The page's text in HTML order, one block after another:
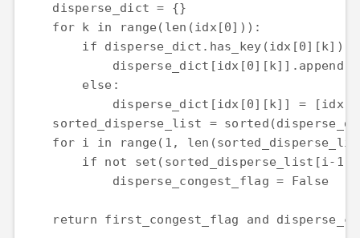
    disperse_dict = {}
    for k in range(len(idx[0])):
        if disperse_dict.has_key(idx[0][k]):
        else:
disperse_dict[idx[0][k]] =
sorted_disperse_list =
for i in range(1,
if not set(sorted_disperse_list[i-
            disperse_congest_flag = False